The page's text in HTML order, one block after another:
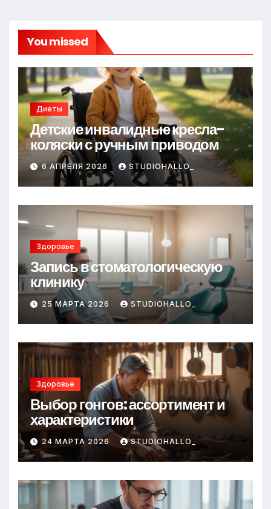
You missed
Диеты
Детские инвалидные кресла-
коляски с ручным приводом
6 АПРЕЛЯ 2026 STUDIOHALLO_
Здоровье
Запись в стоматологическую
клинику
25 МАРТА 2026 STUDIOHALLO_
Здоровье
Выбор гонгов: ассортимент и
характеристики
24 МАРТА 2026 STUDIOHALLO_